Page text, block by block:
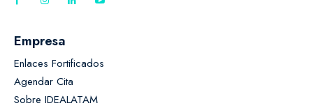
Empresa
Enlaces Fortificados
Agendar Cita
Sobre IDEALATAM